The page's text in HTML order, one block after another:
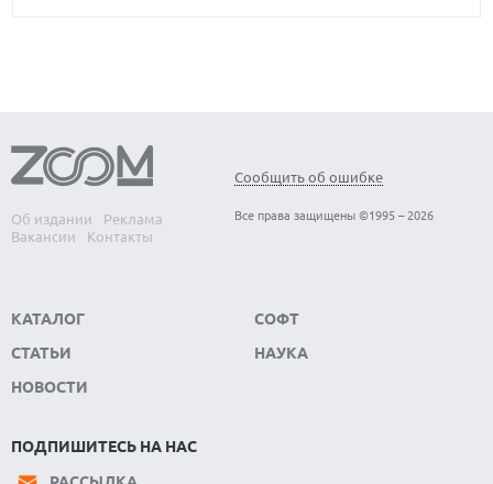
Об издании
Реклама
Вакансии
Контакты
Сообщить об ошибке
Все права защищены ©1995 – 2026
КАТАЛОГ
СТАТЬИ
НОВОСТИ
СОФТ
НАУКА
ПОДПИШИТЕСЬ НА НАС